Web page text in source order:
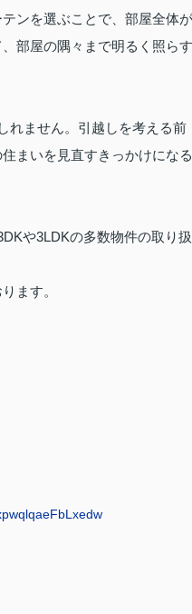
ンを選ぶことで、部屋全体が
部屋の隅々まで明るく照らす
れません。引越しを考える前
まいを見直すきっかけになる
や3LDKの多数物件の取り扱
ます。